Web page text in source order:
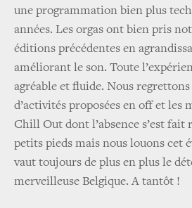
une programmation bien plus
années. Les orgas ont bien pris
éditions précédentes en
améliorant le son. Toute
agréable et fluide. Nous
d’activités proposées en off et les
Chill Out dont l’absence s’est fait
petits pieds mais nous louons cet
vaut toujours de plus en plus le
merveilleuse Belgique. A tantôt !